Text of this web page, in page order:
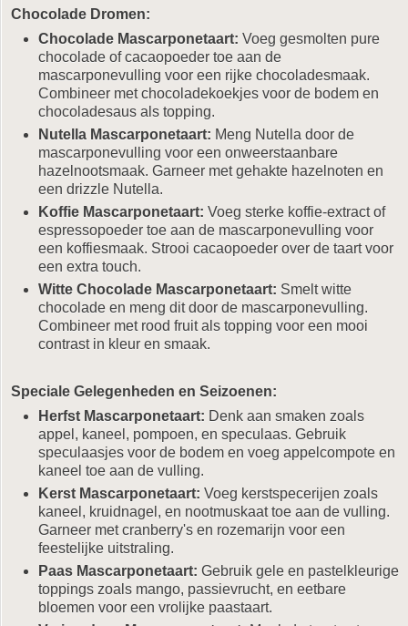
Chocolade Dromen:
Chocolade Mascarponetaart: Voeg gesmolten pure
chocolade of cacaopoeder toe aan de
mascarponevulling voor een rijke chocoladesmaak.
Combineer met chocoladekoekjes voor de bodem en
chocoladesaus als topping.
Nutella Mascarponetaart: Meng Nutella door de
mascarponevulling voor een onweerstaanbare
hazelnootsmaak. Garneer met gehakte hazelnoten en
een drizzle Nutella.
Koffie Mascarponetaart: Voeg sterke koffie-extract of
espressopoeder toe aan de mascarponevulling voor
een koffiesmaak. Strooi cacaopoeder over de taart voor
een extra touch.
Witte Chocolade Mascarponetaart: Smelt witte
chocolade en meng dit door de mascarponevulling.
Combineer met rood fruit als topping voor een mooi
contrast in kleur en smaak.
Speciale Gelegenheden en Seizoenen:
Herfst Mascarponetaart: Denk aan smaken zoals
appel, kaneel, pompoen, en speculaas. Gebruik
speculaasjes voor de bodem en voeg appelcompote en
kaneel toe aan de vulling.
Kerst Mascarponetaart: Voeg kerstspecerijen zoals
kaneel, kruidnagel, en nootmuskaat toe aan de vulling.
Garneer met cranberry's en rozemarijn voor een
feestelijke uitstraling.
Paas Mascarponetaart: Gebruik gele en pastelkleurige
toppings zoals mango, passievrucht, en eetbare
bloemen voor een vrolijke paastaart.